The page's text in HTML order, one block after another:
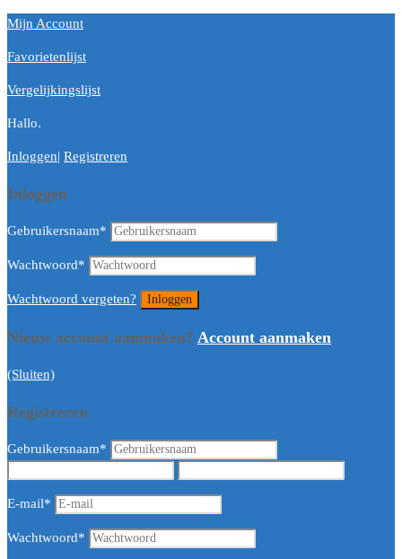
Mijn Account
Favorietenlijst
Vergelijkingslijst
Hallo.
Inloggen| Registreren
Inloggen
Gebruikersnaam*
Wachtwoord*
Wachtwoord vergeten?
Nieuw account aanmaken? Account aanmaken
(Sluiten)
Registreren
Gebruikersnaam*
E-mail*
Wachtwoord*